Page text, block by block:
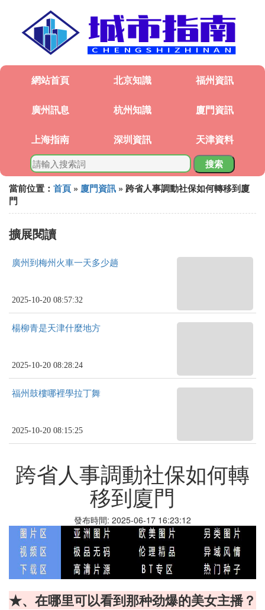
網站首頁 北京知識 福州資訊
廣州訊息 杭州知識 廈門資訊
上海指南 深圳資訊 天津資料
搜索
當前位置： 首頁 » 廈門資訊 » 跨省人事調動社保如何轉移到廈
門
擴展閱讀
廣州到梅州火車一天多少趟
2025-10-20 08:57:32
楊柳青是天津什麼地方
2025-10-20 08:28:24
福州鼓樓哪裡學拉丁舞
2025-10-20 08:15:25
跨省人事調動社保如何轉
移到廈門
發布時間: 2025-06-17 16:23:12
★、在哪里可以看到那种劲爆的美女主播？